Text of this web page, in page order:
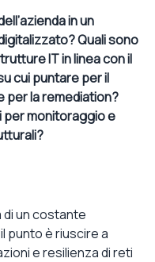
in un
Quali sono
IT in linea con il
cui puntare per il
per la remediation?
per monitoraggio e
un costante
punto è riuscire a
e resilienza di reti